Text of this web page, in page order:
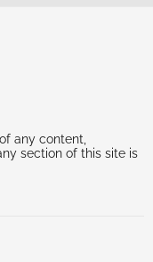
any content,
section of this site is